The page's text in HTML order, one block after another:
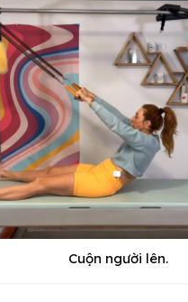
Cuộn người lên.